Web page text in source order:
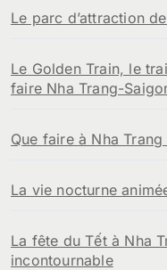
Le parc d’attraction
Le Golden Train, le
faire Nha Trang-
Que faire à Nha
La vie nocturne
La fête du Tết à Nha
incontournable